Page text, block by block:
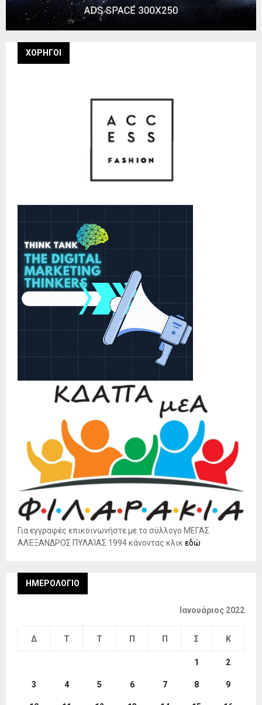
ΧΟΡΗΓΟΙ
Για εγγραφές επικοινωνήστε με το σύλλογο ΜΕΓΑΣ
ΑΛΈΞΑΝΔΡΟΣ ΠΥΛΑΊΑΣ 1994 κάνοντας κλικ εδώ
ΗΜΕΡΟΛΌΓΙΟ
Ιανουάριος 2022
Δ Τ Τ Π Π Σ Κ
1 2
3 4 5 6 7 8 9